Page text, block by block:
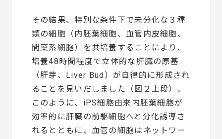
その結果、特別な条件下で未分化な３種
類の細胞（内胚葉細胞、血管内皮細胞、
間葉系細胞）を共培養することにより、
培養48時間程度で立体的な肝臓の原基
（肝芽、Liver Bud）が自律的に形成され
ることを見いだしました（図２上段）。
このように、iPS細胞由来内胚葉細胞が
効率的に肝臓の前駆細胞へと分化誘導さ
れるとともに、血管の細胞はネットワー